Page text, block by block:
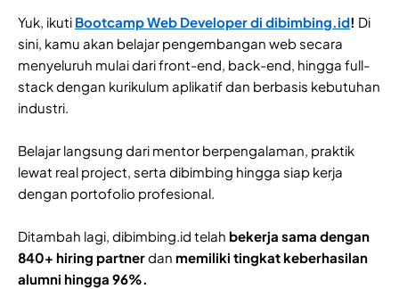
Yuk, ikuti Bootcamp Web Developer di dibimbing.id! Di
sini, kamu akan belajar pengembangan web secara
menyeluruh mulai dari front-end, back-end, hingga full-
stack dengan kurikulum aplikatif dan berbasis kebutuhan
industri.
Belajar langsung dari mentor berpengalaman, praktik
lewat real project, serta dibimbing hingga siap kerja
dengan portofolio profesional.
Ditambah lagi, dibimbing.id telah bekerja sama dengan
840+ hiring partnerdan memiliki tingkat keberhasilan
alumni hingga 96%.